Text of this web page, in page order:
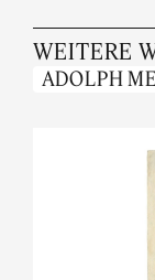
WEITERE
ADOLPH